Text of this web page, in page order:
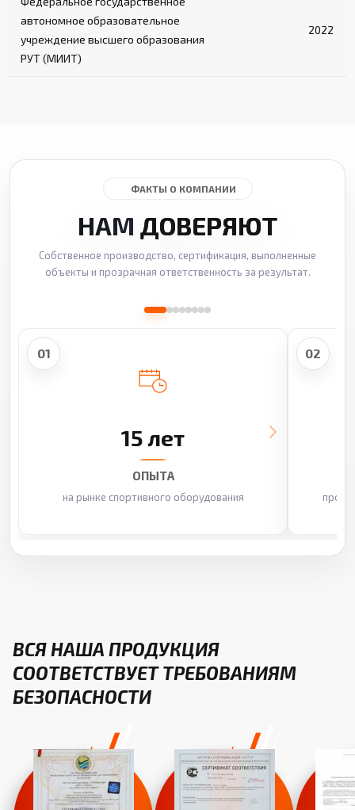
автономное образовательное
учреждение высшего образования
РУТ (МИИТ)
2022
ФАКТЫ О КОМПАНИИ
НАМ ДОВЕРЯЮТ
Собственное производство, сертификация, выполненные
объекты и прозрачная ответственность за результат.
01
15 лет
ОПЫТА
на рынке спортивного оборудования
02
ВСЯ НАША ПРОДУКЦИЯ
СООТВЕТСТВУЕТ ТРЕБОВАНИЯМ
БЕЗОПАСНОСТИ